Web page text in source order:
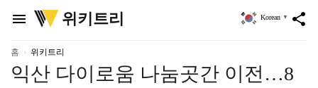
menu
위
키
리
위키트리 share
Korean ▼
홈 위키트리
익산 다이로움 나눔곳간 이전…8